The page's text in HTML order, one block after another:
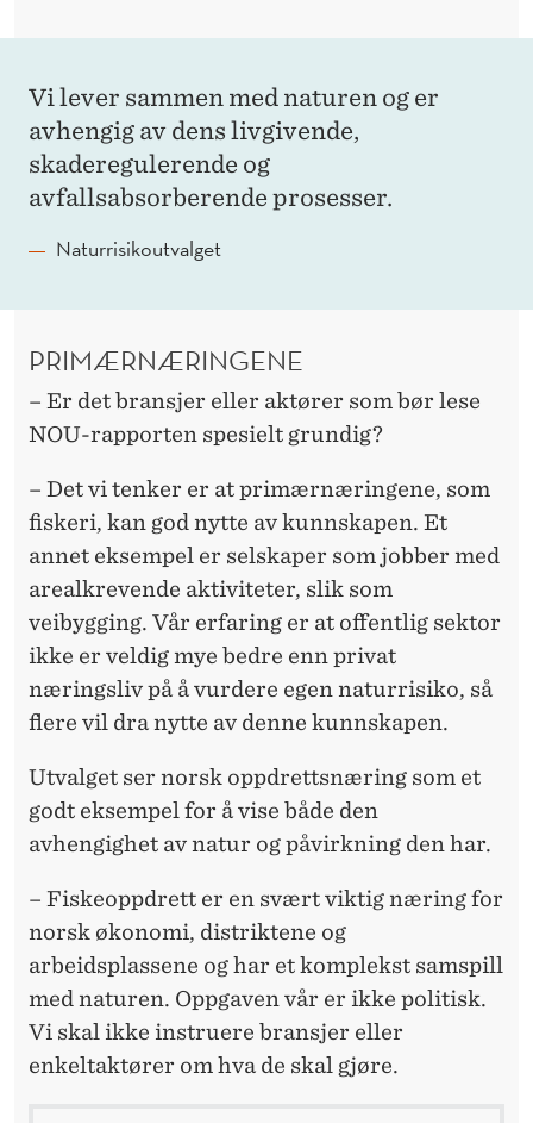
Vi lever sammen med naturen og er
avhengig av dens livgivende,
skaderegulerende og
avfallsabsorberende prosesser.
Naturrisikoutvalget
PRIMÆRNÆRINGENE
– Er det bransjer eller aktører som bør lese
NOU-rapporten spesielt grundig?
– Det vi tenker er at primærnæringene, som
fiskeri, kan god nytte av kunnskapen. Et
annet eksempel er selskaper som jobber med
arealkrevende aktiviteter, slik som
veibygging. Vår erfaring er at offentlig sektor
ikke er veldig mye bedre enn privat
næringsliv på å vurdere egen naturrisiko, så
flere vil dra nytte av denne kunnskapen.
Utvalget ser norsk oppdrettsnæring som et
godt eksempel for å vise både den
avhengighet av natur og påvirkning den har.
– Fiskeoppdrett er en svært viktig næring for
norsk økonomi, distriktene og
arbeidsplassene og har et komplekst samspill
med naturen. Oppgaven vår er ikke politisk.
Vi skal ikke instruere bransjer eller
enkeltaktører om hva de skal gjøre.